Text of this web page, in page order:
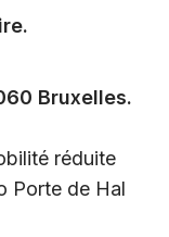
Bruxelles.
réduite
Porte de Hal